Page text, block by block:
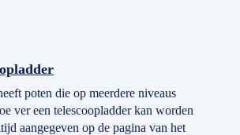
poten die op meerdere niveaus
ver een telescoopladder kan worden
aangegeven op de pagina van het